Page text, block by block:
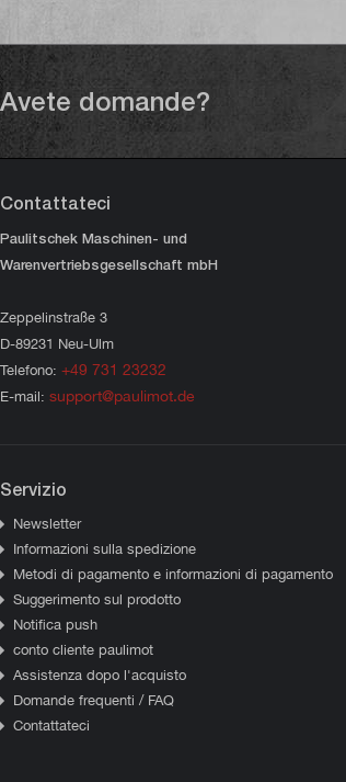
Avete domande?
Contattateci
Paulitschek Maschinen- und
Warenvertriebsgesellschaft mbH
Zeppelinstraße 3
D-89231 Neu-Ulm
Telefono: +49 731 23232
E-mail: support@paulimot.de
Servizio
Newsletter
Informazioni sulla spedizione
Metodi di pagamento e informazioni di pagamento
Suggerimento sul prodotto
Notifica push
conto cliente paulimot
Assistenza dopo l'acquisto
Domande frequenti / FAQ
Contattateci